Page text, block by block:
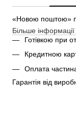
«Новою поштою»
Більше
Готівкою при
Кредитною
Оплата
Гарантія від